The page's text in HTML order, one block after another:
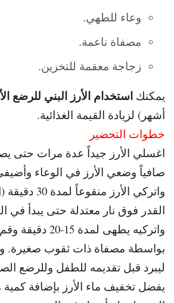
وعاء للطهي.
مصفاة ناعمة.
زجاجة معقمة للتخزين.
يمكنك استخدام الأرز البني للرضع
أشهر) لزيادة القيمة الغذائية.
خطوات التحضير
اغسلي الأرز جيداً عدة مرات حتى
صافياً وضعي الأرز في الوعاء
واتركي الأرز منقوعاً لمدة 30 دقيقة (اختياري) و
القدر فوق نار معتدلة حتى يبدأ في
واتركيه يطهى لمدة 15-20 دقيقة و
بواسطة مصفاة ذات ثقوب صغيرة. و
ليبرد قبل تقديمه للطفل و
يفضل تخفيف ماء الأرز بإضافة